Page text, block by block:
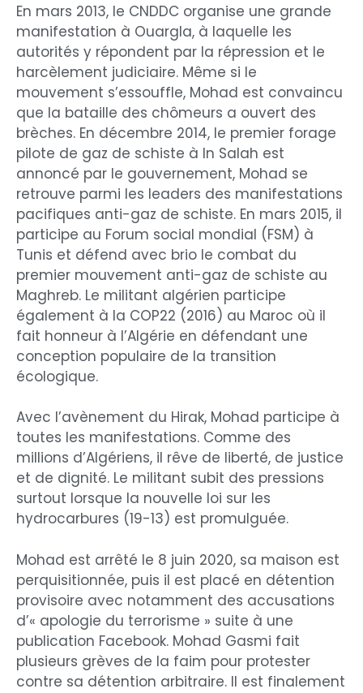
En mars 2013, le CNDDC organise une grande
manifestation à Ouargla, à laquelle les
autorités y répondent par la répression et le
harcèlement judiciaire. Même si le
mouvement s’essouffle, Mohad est convaincu
que la bataille des chômeurs a ouvert des
brèches. En décembre 2014, le premier forage
pilote de gaz de schiste à In Salah est
annoncé par le gouvernement, Mohad se
retrouve parmi les leaders des manifestations
pacifiques anti-gaz de schiste. En mars 2015, il
participe au Forum social mondial (FSM) à
Tunis et défend avec brio le combat du
premier mouvement anti-gaz de schiste au
Maghreb. Le militant algérien participe
également à la COP22 (2016) au Maroc où il
fait honneur à l’Algérie en défendant une
conception populaire de la transition
écologique.
Avec l’avènement du Hirak, Mohad participe à
toutes les manifestations. Comme des
millions d’Algériens, il rêve de liberté, de justice
et de dignité. Le militant subit des pressions
surtout lorsque la nouvelle loi sur les
hydrocarbures (19-13) est promulguée.
Mohad est arrêté le 8 juin 2020, sa maison est
perquisitionnée, puis il est placé en détention
provisoire avec notamment des accusations
d’« apologie du terrorisme » suite à une
publication Facebook. Mohad Gasmi fait
plusieurs grèves de la faim pour protester
contre sa détention arbitraire. Il est finalement